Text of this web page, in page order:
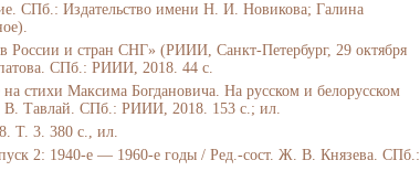
СПб.: Издательство имени Н. И. Новикова; Галина
и стран СНГ» (РИИИ, Санкт-Петербург, 29 октября
СПб.: РИИИ, 2018. 44 с.
стихи Максима Богдановича. На русском и белорусском
Тавлай. СПб.: РИИИ, 2018. 153 с.; ил.
Т. 3. 380 с., ил.
2: 1940-е — 1960-е годы / Ред.-сост. Ж. В. Князева. СПб.: